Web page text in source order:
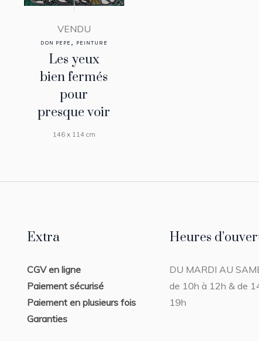
VENDU
DON PEPE , PEINTURE
Les yeux
bien fermés
pour
presque voir
146 x 114 cm
Extra
CGV en ligne
Paiement sécurisé
Paiement en plusieurs fois
Garanties
Heures
DU MARDI AU
de 10h à 12h & de
19h